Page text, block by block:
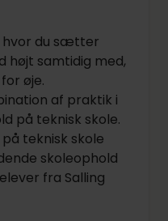
hvor du sætter
højt samtidig med,
øje.
af praktik i
på teknisk skole.
teknisk skole
skoleophold
fra Salling